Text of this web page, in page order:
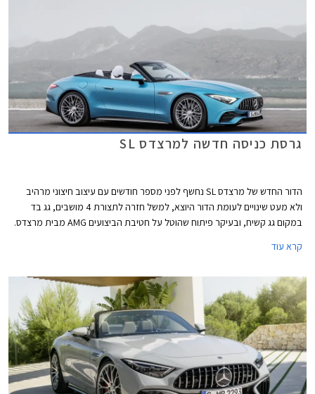
גרסת כניסה חדשה למרצדס SL
הדור החדש של מרצדס SL נחשף לפני מספר חודשים עם עיצוב חיצוני מרהיב
ולא מעט שינויים לעומת הדור היוצא, למשל חזרה לתצורת 4 מושבים, גג בד
במקום גג קשיח, ובעיקר פיתוח שהוטל על חטיבת הביצועים AMG מבית מרצדס.
קרא עוד